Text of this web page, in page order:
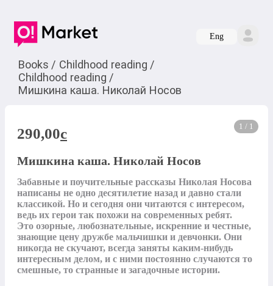
Eng
Books / Childhood reading /
Childhood reading /
Мишкина каша. Николай Носов
1 / 1
290,00c
Мишкина каша. Николай Носов
Забавные и поучительные рассказы Николая Носова
написаны не одно десятилетие назад и давно стали
классикой. Но и сегодня они читаются с интересом,
ведь их герои так похожи на современных ребят.
Это озорные, любознательные, искренние и честные,
знающие цену дружбе мальчишки и девчонки. Они
никогда не скучают, всегда заняты каким-нибудь
интересным делом, и с ними постоянно случаются то
смешные, то странные и загадочные истории.